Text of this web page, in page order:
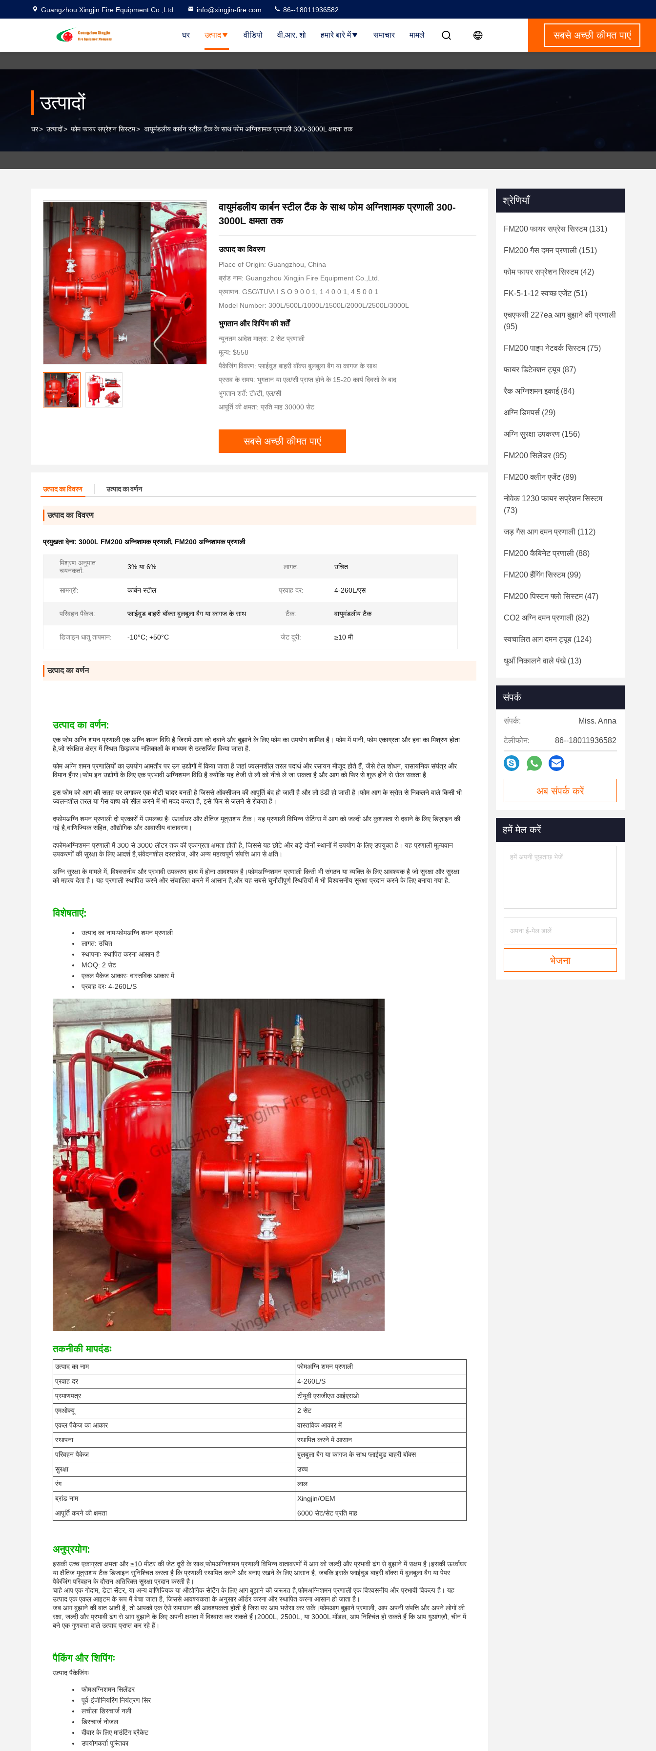
Guangzhou Xingjin Fire Equipment Co.,Ltd. info@xingjin-fire.com 86--18011936582
घर उत्पाद वीडियो वी.आर. शो हमारे बारे में समाचार मामले सबसे अच्छी कीमत पाएं
उत्पादों
घर> उत्पादों> फोम फायर सप्रेशन सिस्टम> वायुमंडलीय कार्बन स्टील टैंक के साथ फोम अग्निशामक प्रणाली 300-3000L क्षमता तक
वायुमंडलीय कार्बन स्टील टैंक के साथ फोम अग्निशामक प्रणाली 300-
3000L क्षमता तक
उत्पाद का विवरण
Place of Origin: Guangzhou, China
ब्रांड नाम: Guangzhou Xingjin Fire Equipment Co.,Ltd.
प्रमाणन: GSG\TUV\ I S O 9 0 0 1, 1 4 0 0 1, 4 5 0 0 1
Model Number: 300L/500L/1000L/1500L/2000L/2500L/3000L
भुगतान और शिपिंग की शर्तें
न्यूनतम आदेश मात्रा: 2 सेट प्रणाली
मूल्य: $558
पैकेजिंग विवरण: प्लाईवुड बाहरी बॉक्स बुलबुला बैग या कागज के साथ
प्रसव के समय: भुगतान या एल/सी प्राप्त होने के 15-20 कार्य दिवसों के बाद
भुगतान शर्तें: टी/टी, एल/सी
आपूर्ति की क्षमता: प्रति माह 30000 सेट
सबसे अच्छी कीमत पाएं
उत्पाद का विवरण उत्पाद का वर्णन
उत्पाद का विवरण
प्रमुखता देना: 3000L FM200 अग्निशामक प्रणाली, FM200 अग्निशामक प्रणाली
मिश्रण अनुपात
चयनकर्ता:
3% या 6% लागत: उचित
सामग्री: कार्बन स्टील प्रवाह दर: 4-260L/एस
परिवहन पैकेज: प्लाईवुड बाहरी बॉक्स बुलबुला बैग या कागज के साथ टैंक: वायुमंडलीय टैंक
डिजाइन धातु तापमान: -10°C; +50°C जेट दूरी: ≥10 मी
उत्पाद का वर्णन
उत्पाद का वर्णन:
एक फोम अग्नि शमन प्रणाली एक अग्नि शमन विधि है जिसमें आग को दबाने और बुझाने के लिए फोम का उपयोग शामिल है। फोम में पानी, फोम एकाग्रता और हवा का मिश्रण होता
है,जो संरक्षित क्षेत्र में स्थित छिड़काव नलिकाओं के माध्यम से उत्सर्जित किया जाता है.
फोम अग्नि शमन प्रणालियों का उपयोग आमतौर पर उन उद्योगों में किया जाता है जहां ज्वलनशील तरल पदार्थ और रसायन मौजूद होते हैं, जैसे तेल शोधन, रासायनिक संयंत्र और
विमान हैंगर।फोम इन उद्योगों के लिए एक प्रभावी अग्निशमन विधि है क्योंकि यह तेजी से लौ को नीचे ले जा सकता है और आग को फिर से शुरू होने से रोक सकता है.
इस फोम को आग की सतह पर लगाकर एक मोटी चादर बनती है जिससे ऑक्सीजन की आपूर्ति बंद हो जाती है और लौ ठंडी हो जाती है।फोम आग के स्रोत से निकलने वाले किसी भी
ज्वलनशील तरल या गैस वाष्प को सील करने में भी मदद करता है, इसे फिर से जलने से रोकता है।
दफोमअग्नि शमन प्रणाली दो प्रकारों में उपलब्ध हैः ऊर्ध्वाधर और क्षैतिज मूत्राशय टैंक। यह प्रणाली विभिन्न सेटिंग्स में आग को जल्दी और कुशलता से दबाने के लिए डिज़ाइन की
गई है,वाणिज्यिक सहित, औद्योगिक और आवासीय वातावरण।
दफोमअग्निशमन प्रणाली में 300 से 3000 लीटर तक की एकाग्रता क्षमता होती है, जिससे यह छोटे और बड़े दोनों स्थानों में उपयोग के लिए उपयुक्त है। यह प्रणाली मूल्यवान
उपकरणों की सुरक्षा के लिए आदर्श है,संवेदनशील दस्तावेज, और अन्य महत्वपूर्ण संपत्ति आग से क्षति।
अग्नि सुरक्षा के मामले में, विश्वसनीय और प्रभावी उपकरण हाथ में होना आवश्यक है।फोमअग्निशमन प्रणाली किसी भी संगठन या व्यक्ति के लिए आवश्यक है जो सुरक्षा और सुरक्षा
को महत्व देता है। यह प्रणाली स्थापित करने और संचालित करने में आसान है,और यह सबसे चुनौतीपूर्ण स्थितियों में भी विश्वसनीय सुरक्षा प्रदान करने के लिए बनाया गया है.
विशेषताएं:
उत्पाद का नामःफोमअग्नि शमन प्रणाली
लागत: उचित
स्थापनाः स्थापित करना आसान है
MOQ: 2 सेट
एकल पैकेज आकारः वास्तविक आकार में
प्रवाह दरः 4-260L/S
तकनीकी मापदंडः
उत्पाद का नाम फोमअग्नि शमन प्रणाली
प्रवाह दर
4-260L/S
प्रमाणपत्र
टीयूवी एसजीएस आईएसओ
एमओक्यू
2 सेट
एकल पैकेज का आकार
वास्तविक आकार में
स्थापना
स्थापित करने में आसान
परिवहन पैकेज
बुलबुला बैग या कागज के साथ प्लाईवुड बाहरी बॉक्स
सुरक्षा
उच्च
रंग
लाल
ब्रांड नाम
Xingjin/OEM
आपूर्ति करने की क्षमता
6000 सेट/सेट प्रति माह
अनुप्रयोग:
इसकी उच्च एकाग्रता क्षमता और ≥10 मीटर की जेट दूरी के साथ,फोमअग्निशमन प्रणाली विभिन्न वातावरणों में आग को जल्दी और प्रभावी ढंग से बुझाने में सक्षम है।इसकी ऊर्ध्वाधर
या क्षैतिज मूत्राशय टैंक डिजाइन सुनिश्चित करता है कि प्रणाली स्थापित करने और बनाए रखने के लिए आसान है, जबकि इसके प्लाईवुड बाहरी बॉक्स में बुलबुला बैग या पेपर
पैकेजिंग परिवहन के दौरान अतिरिक्त सुरक्षा प्रदान करती है।
चाहे आप एक गोदाम, डेटा सेंटर, या अन्य वाणिज्यिक या औद्योगिक सेटिंग के लिए आग बुझाने की जरूरत है, फोमअग्निशमन प्रणाली एक विश्वसनीय और प्रभावी विकल्प है। यह
उत्पाद एक एकल आइटम के रूप में बेचा जाता है, जिससे आवश्यकता के अनुसार ऑर्डर करना और स्थापित करना आसान हो जाता है।
जब आग बुझाने की बात आती है, तो आपको एक ऐसे समाधान की आवश्यकता होती है जिस पर आप भरोसा कर सकें।फोमआग बुझाने प्रणाली, आप अपनी संपत्ति और अपने लोगों की
रक्षा, जल्दी और प्रभावी ढंग से आग बुझाने के लिए अपनी क्षमता में विश्वास कर सकते हैं।2000L, 2500L, या 3000L मॉडल, आप निश्चिंत हो सकते हैं कि आप गुआंगज़ौ, चीन में
बने एक गुणवत्ता वाले उत्पाद प्राप्त कर रहे हैं।
पैकिंग और शिपिंगः
उत्पाद पैकेजिंगः
फोमअग्निशमन सिलेंडर
पूर्व-इंजीनियरिंग नियंत्रण सिर
लचीला डिस्चार्ज नली
डिस्चार्ज नोजल
दीवार के लिए माउंटिंग ब्रैकेट
उपयोगकर्ता पुस्तिका
श्रेणियाँ
FM200 फायर सप्रेस सिस्टम(131)
FM200 गैस दमन प्रणाली (151)
फोम फायर सप्रेशन सिस्टम(42)
FK-5-1-12 स्वच्छ एजेंट(51)
एचएफसी 227ea आग बुझाने की प्रणाली
(95)
FM200 पाइप नेटवर्क सिस्टम(75)
फायर डिटेक्शन ट्यूब (87)
रैक अग्निशमन इकाई(84)
अग्नि डिमपर्स (29)
अग्नि सुरक्षा उपकरण (156)
FM200 सिलेंडर (95)
FM200 क्लीन एजेंट(89)
नोवेक 1230 फायर सप्रेशन सिस्टम
(73)
जड़ गैस आग दमन प्रणाली (112)
FM200 कैबिनेट प्रणाली (88)
FM200 हैंगिंग सिस्टम(99)
FM200 पिस्टन फ्लो सिस्टम(47)
CO2 अग्नि दमन प्रणाली (82)
स्वचालित आग दमन ट्यूब (124)
धुआँ निकालने वाले पंखे(13)
संपर्क
संपर्क: Miss. Anna
टेलीफोन: 86--18011936582
अब संपर्क करें
हमें मेल करें
भेजना